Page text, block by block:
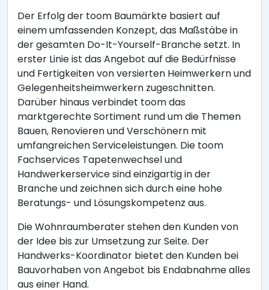
Der Erfolg der toom Baumärkte basiert auf
einem umfassenden Konzept, das Maßstäbe in
der gesamten Do-It-Yourself-Branche setzt. In
erster Linie ist das Angebot auf die Bedürfnisse
und Fertigkeiten von versierten Heimwerkern und
Gelegenheitsheimwerkern zugeschnitten.
Darüber hinaus verbindet toom das
marktgerechte Sortiment rund um die Themen
Bauen, Renovieren und Verschönern mit
umfangreichen Serviceleistungen. Die toom
Fachservices Tapetenwechsel und
Handwerkerservice sind einzigartig in der
Branche und zeichnen sich durch eine hohe
Beratungs- und Lösungskompetenz aus.
Die Wohnraumberater stehen den Kunden von
der Idee bis zur Umsetzung zur Seite. Der
Handwerks-Koordinator bietet den Kunden bei
Bauvorhaben von Angebot bis Endabnahme alles
aus einer Hand.